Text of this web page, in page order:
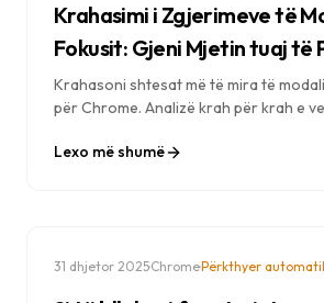
Krahasimi i Zgjerimeve të
Fokusit: Gjeni Mjetin tuaj të
Produktivitetit
Krahasoni shtesat më të mira të
për Chrome. Analizë krah për krah e
shpërqendrimeve.
Lexo më shumë
31 dhjetor 2025·Chrome·Përkthyer